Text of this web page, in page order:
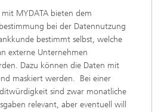
mit MYDATA bieten dem
bei der Datennutzung
bestimmt selbst, welche
externe Unternehmen
Dazu können die Daten mit
maskiert werden. Bei einer
sind zwar monatliche
relevant, aber eventuell will